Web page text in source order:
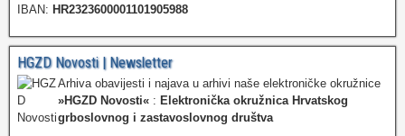
IBAN: HR2323600001101905988
HGZD Novosti | Newsletter
Arhiva obavijesti i najava u arhivi naše elektroničke okružnice
»HGZD Novosti« : Elektronička okružnica Hrvatskog
grboslovnog i zastavoslovnog društva